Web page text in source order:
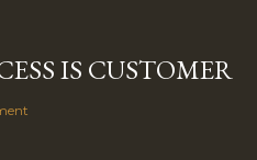
IS CUSTOMER